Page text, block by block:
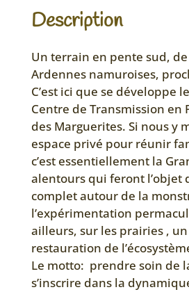
Description
Un terrain en pente sud,
Ardennes namuroises,
C’est ici que se développe
Centre de Transmission en
des Marguerites. Si nous y
espace privé pour réunir
c’est essentiellement la
alentours qui feront l’objet
complet autour de la
l’expérimentation
ailleurs, sur les prairies ,
restauration de
Le motto: prendre soin de
s’inscrire dans la